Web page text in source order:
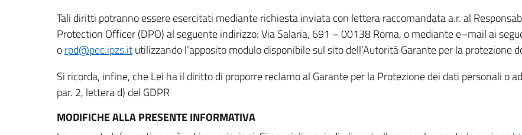
Tali diritti potranno essere esercitati mediante richiesta inviata con lettera raccomandata a.r. al
Protection Officer (DPO) al seguente indirizzo: Via Salaria, 691 – 00138 Roma, o mediante e–mail ai
orpd@pec.ipzs.itutilizzando l’apposito modulo disponibile sul sito dell’Autorità Garante per la protezione
Si ricorda, infine, che Lei ha il diritto di proporre reclamo al Garante per la Protezione dei dati personali o
par. 2, lettera d) del GDPR
MODIFICHE ALLA PRESENTE INFORMATIVA